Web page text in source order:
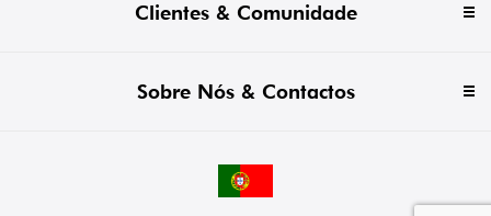
Clientes & Comunidade
Sobre Nós & Contactos